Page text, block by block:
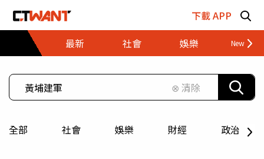
下載 APP
最新
社會 娛樂 財經
⊗ 清除
全部 社會 娛樂 財經 政治